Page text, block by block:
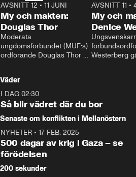
26:27
AVSNITT 12 • 11 JUNI
My och makten:
Douglas Thor
Moderata
ungdomsförbundet (MUF:s)
ordförande Douglas Thor
tonårsutvisningarna och hur
Moderaterna ska locka
väljare till valet i höst.
AVSNITT 11 •
My och
Denice
Westerberg
Väder
I DAG 02:30
Så blir vädret där du bor
Senaste om konflikten i Mellanöstern
NYHETER • 17 FEB. 2025
500 dagar av krig i Gaza – se
förödelsen
200 sekunder